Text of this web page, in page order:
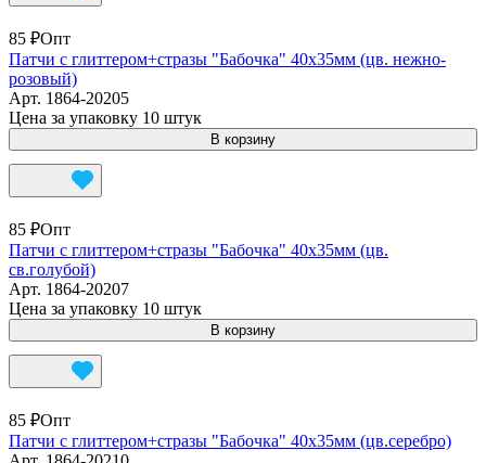
85 ₽Опт
Патчи с глиттером+стразы "Бабочка" 40х35мм (цв. нежно-
розовый)
Арт. 1864-20205
Цена за упаковку 10 штук
В корзину
85 ₽Опт
Патчи с глиттером+стразы "Бабочка" 40х35мм (цв.
св.голубой)
Арт. 1864-20207
Цена за упаковку 10 штук
В корзину
85 ₽Опт
Патчи с глиттером+стразы "Бабочка" 40х35мм (цв.серебро)